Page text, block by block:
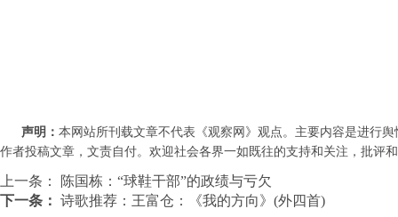
声明： 本网站所刊载文章不代表《观察网》观点。主要内容是进行
作者投稿文章，文责自付。欢迎社会各界一如既往的支持和关注，批评和
上一条：
陈国栋：“球鞋干部”的政绩与亏欠
下一条： 诗歌推荐：王富仓：《我的方向》(外四首)